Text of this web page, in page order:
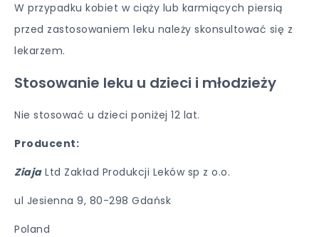
W przypadku kobiet w ciąży lub karmiących piersią
przed zastosowaniem leku należy skonsultować się z
lekarzem.
Stosowanie leku u dzieci i młodzieży
Nie stosować u dzieci poniżej 12 lat.
Producent:
ZiajaLtd Zakład Produkcji Leków sp z o.o.
ul Jesienna 9, 80-298 Gdańsk
Poland